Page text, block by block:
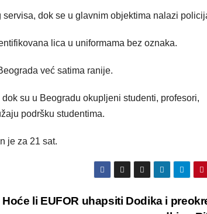
dok se u glavnim objektima nalazi
lica u uniformama bez oznaka.
već satima ranije.
su u Beogradu okupljeni studenti, profesori,
podršku studentima.
je za 21 sat.
Hoće li EUFOR uhapsiti Dodika i